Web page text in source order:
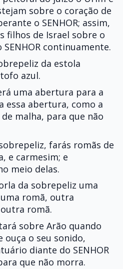
sobre o coração de
o SENHOR; assim,
filhos de Israel sobre o
continuamente.
da estola
azul.
uma abertura para a
essa abertura, como a
malha, para que não
farás romãs de
e carmesim; e
meio delas.
da sobrepeliz uma
romã, outra
romã.
sobre Arão quando
ouça o seu sonido,
diante do SENHOR
que não morra.